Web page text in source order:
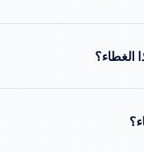
الغطاء؟